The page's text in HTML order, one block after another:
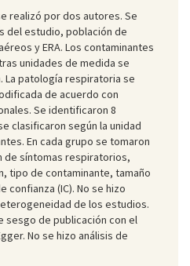
realizó por dos autores. Se
del estudio, población de
y ERA. Los contaminantes
unidades de medida se
La patología respiratoria se
de acuerdo con
Se identificaron 8
clasificaron según la unidad
En cada grupo se tomaron
de síntomas respiratorios,
tipo de contaminante, tamaño
(IC). No se hizo
de los estudios.
sesgo de publicación con el
No se hizo análisis de